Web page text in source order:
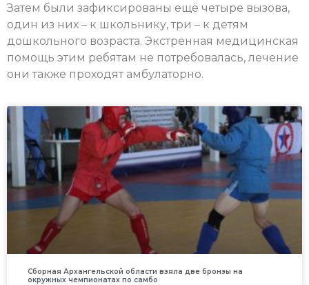
Затем были зафиксированы ещё четыре вызова,
один из них – к школьнику, три – к детям
дошкольного возраста. Экстренная медицинская
помощь этим ребятам не потребовалась, лечение
они также проходят амбулаторно.
Сборная Архангельской области взяла две бронзы на
окружных чемпионатах по самбо